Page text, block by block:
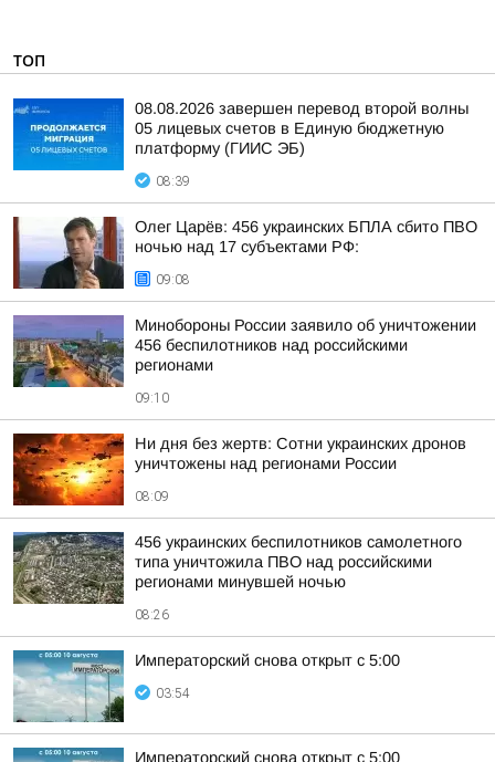
ТОП
08.08.2026 завершен перевод второй волны
05 лицевых счетов в Единую бюджетную
платформу (ГИИС ЭБ)
08:39
Олег Царёв: 456 украинских БПЛА сбито ПВО
ночью над 17 субъектами РФ:
09:08
Минобороны России заявило об уничтожении
456 беспилотников над российскими
регионами
09:10
Ни дня без жертв: Сотни украинских дронов
уничтожены над регионами России
08:09
456 украинских беспилотников самолетного
типа уничтожила ПВО над российскими
регионами минувшей ночью
08:26
Императорский снова открыт с 5:00
03:54
Императорский снова открыт с 5:00